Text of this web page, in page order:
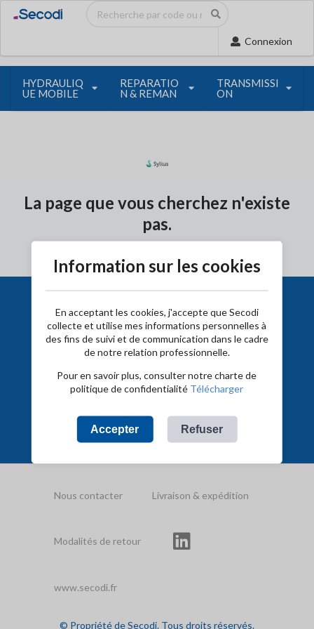
Connexion
HYDRAULIQ
UE MOBILE
REPARATIO
N & REMAN
TRANSMISSI
ON
Information sur les cookies
En acceptant les cookies, j'accepte que Secodi
collecte et utilise mes informations personnelles à
des fins de suivi et de communication dans le cadre
de notre relation professionnelle.
Pour en savoir plus, consulter notre charte de
politique de confidentialité Télécharger
Accepter Refuser
La page que vous cherchez n'existe
pas.
Livraison
le
lendemain
TNT pour
toute
commande
+ de 45
000
références
Une équipe
technique et
expérimentée
question ?
02 40 95
Nous contacter Livraison & expédition
Modalités de retour
www.secodi.fr
© Propriété de Secodi. Tous droits réservés.